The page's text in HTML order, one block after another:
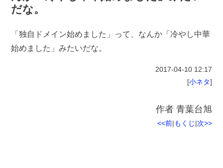
だな。
「独自ドメイン始めました」って、なんか「冷やし中華
始めました」みたいだな。
2017-04-10 12:17
[小ネタ]
作者 青葉台旭
<<前|もくじ|次>>